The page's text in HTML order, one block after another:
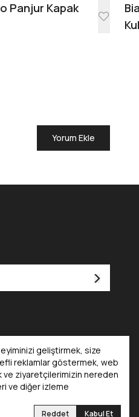
geliştirmek, size
reklamlar göstermek, web
ziyaretçilerimizin nereden
ve diğer izleme
Reddet Kabul Et
Panjur Kapak
Yorum Ekle